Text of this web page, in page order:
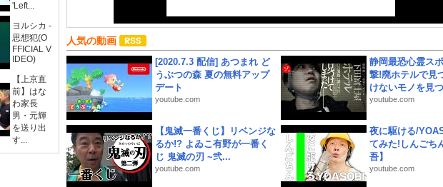
'Left...
ヨルシカ -
思想犯(O
FFICIAL V
IDEO)
【上京直
前】はな
わ家長
男・元輝
を送り出
す...
人気の動画
[2020.7.3 配信] あつまれ ど
うぶつの森 夏の無料アップ
デート
youtube.com
静岡最恐心霊ス
撃!廃ホテルで見
けないモノを見
youtube.com
【鬼滅一番くじ】リベンジな
るか!? よゐこ有野が一番く
じ 鬼滅の刃 ~弐...
youtube.com
夜に駆ける/
てみた!しんごち
吾】
youtube.com